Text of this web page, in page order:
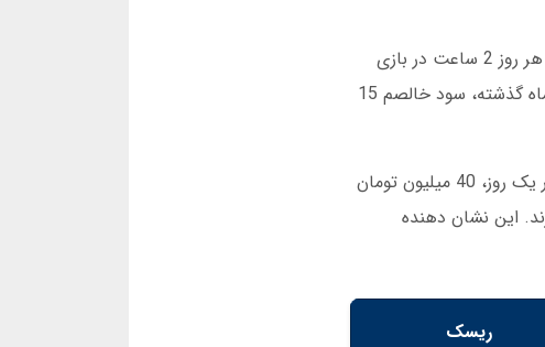
یکی از دوستان من، رضا، در دل بت فعال است. او در یک مصاحبه 10 دقیقه ای با من در فوریه 2025 گفت: “من هر روز 2 ساعت در بازی
انفجار وقت می گذارم. استراتژی من ساده است: هرگز بیش از 5 درصد سرمایه خود را در یک دور نمی بازم. در 6 ماه گذشته، سود خالصم 15
در مقابل، کاربری به نام امید در دسامبر 2024 تجربه بدی داشت. او بدون تحلیل و تنها با شانس بازی می کرد. در یک روز، 40 میلیون تومان
این نشان دهنده
ریسک